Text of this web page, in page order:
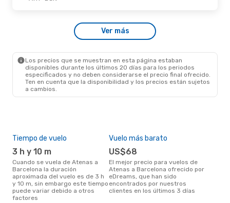
- Dom., 27 De Sep.
Directo
Ver más
Los precios que se muestran en esta página estaban
disponibles durante los últimos 20 días para los periodos
especificados y no deben considerarse el precio final ofrecido.
Ten en cuenta que la disponibilidad y los precios están sujetos
a cambios.
Tiempo de vuelo
3 h y 10 m
Cuando se vuela de Atenas a
Barcelona la duración
aproximada del vuelo es de 3 h
y 10 m, sin embargo este tiempo
puede variar debido a otros
factores
Vuelo más barato
US$68
El mejor precio para vuelos de
Atenas a Barcelona ofrecido por
eDreams, que han sido
encontrados por nuestros
clientes en los últimos 3 días